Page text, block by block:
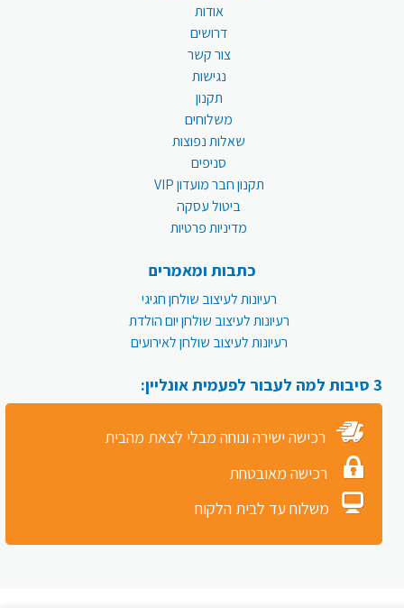
אודות
דרושים
צור קשר
נגישות
תקנון
משלוחים
שאלות נפוצות
סניפים
תקנון חבר מועדון VIP
ביטול עסקה
מדיניות פרטיות
כתבות ומאמרים
רעיונות לעיצוב שולחן חגיגי
רעיונות לעיצוב שולחן יום הולדת
רעיונות לעיצוב שולחן לאירועים
3 סיבות למה לעבור לפעמית אונליין:
רכישה ישירה ונוחה מבלי לצאת מהבית
רכישה מאובטחת
משלוח עד לבית הלקוח